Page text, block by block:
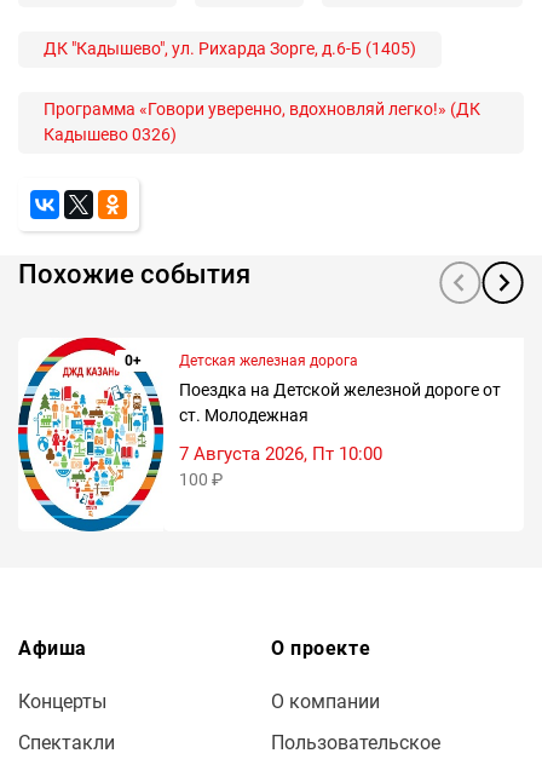
ДК "Кадышево", ул. Рихарда Зорге, д.6-Б (1405)
Программа «Говори уверенно, вдохновляй легко!» (ДК
Кадышево 0326)
Похожие события
0+ Детская железная дорога
Поездка на Детской железной дороге от
ст. Молодежная
7 Августа 2026, Пт 10:00
100 ₽
Афиша
Концерты
Спектакли
О проекте
О компании
Пользовательское